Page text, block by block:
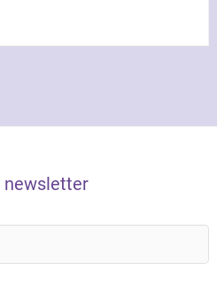
newsletter